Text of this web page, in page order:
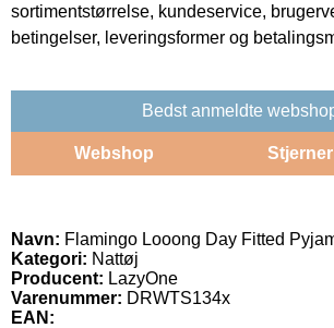
sortimentstørrelse, kundeservice,
betingelser, leveringsformer og
Bedst anmeldte
Webshop Stjerner
Navn: Flamingo Looong Day Fitted
Kategori: Nattøj
Producent: LazyOne
Varenummer: DRWTS134x
EAN: